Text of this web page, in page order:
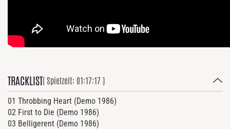
TRACKLIST( Spielzeit: 01:17:17 )
01 Throbbing Heart (Demo 1986)
02 First to Die (Demo 1986)
03 Belligerent (Demo 1986)